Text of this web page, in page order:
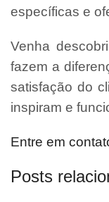
específicas e
Venha
fazem a
satisfação do
inspiram e
Entre em
Posts